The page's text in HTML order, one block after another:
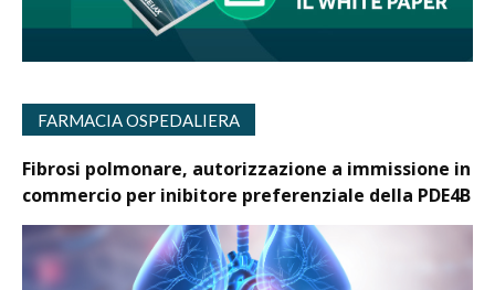
FARMACIA OSPEDALIERA
Fibrosi polmonare, autorizzazione a immissione in
commercio per inibitore preferenziale della PDE4B